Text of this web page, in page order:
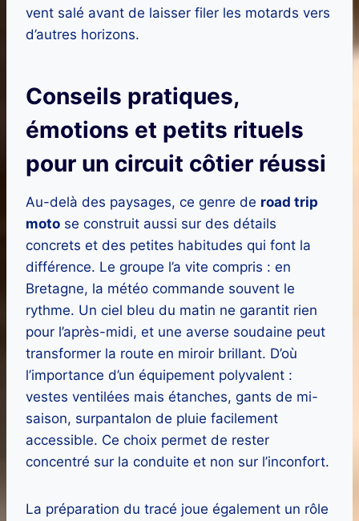
vent salé avant de laisser filer les motards vers
d’autres horizons.
Conseils pratiques,
émotions et petits rituels
pour un circuit côtier réussi
Au-delà des paysages, ce genre de road trip
moto se construit aussi sur des détails
concrets et des petites habitudes qui font la
différence. Le groupe l’a vite compris : en
Bretagne, la météo commande souvent le
rythme. Un ciel bleu du matin ne garantit rien
pour l’après-midi, et une averse soudaine peut
transformer la route en miroir brillant. D’où
l’importance d’un équipement polyvalent :
vestes ventilées mais étanches, gants de mi-
saison, surpantalon de pluie facilement
accessible. Ce choix permet de rester
concentré sur la conduite et non sur l’inconfort.
La préparation du tracé joue également un rôle